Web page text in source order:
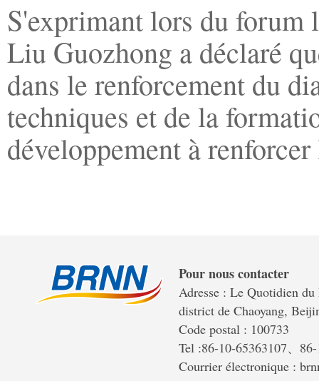
S'exprimant lors du forum
Liu Guozhong a déclaré
dans le renforcement du
techniques et de la
développement à
Pour nous contacter
Adresse : Le Quotidien
district de Chaoyang,
Code postal : 100733
Tel :86-10-65363107、
Courrier électronique :